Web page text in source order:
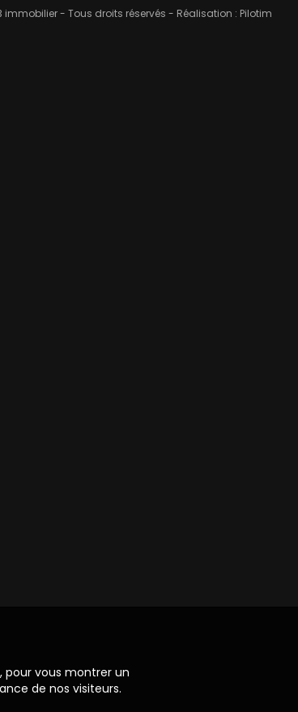
immobilier - Tous droits réservés - Réalisation : Pilotim
pour vous montrer un
de nos visiteurs.